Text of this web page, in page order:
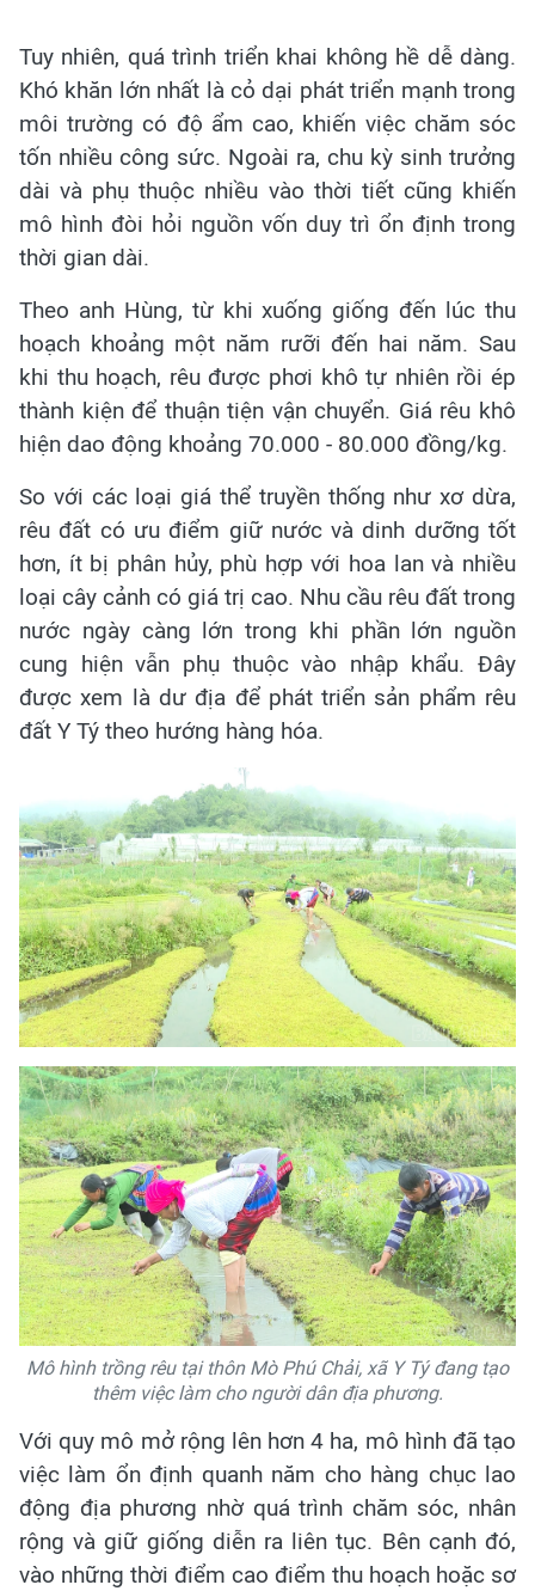
Tuy nhiên, quá trình triển khai không hề dễ dàng.
Khó khăn lớn nhất là cỏ dại phát triển mạnh trong
môi trường có độ ẩm cao, khiến việc chăm sóc
tốn nhiều công sức. Ngoài ra, chu kỳ sinh trưởng
dài và phụ thuộc nhiều vào thời tiết cũng khiến
mô hình đòi hỏi nguồn vốn duy trì ổn định trong
thời gian dài.
Theo anh Hùng, từ khi xuống giống đến lúc thu
hoạch khoảng một năm rưỡi đến hai năm. Sau
khi thu hoạch, rêu được phơi khô tự nhiên rồi ép
thành kiện để thuận tiện vận chuyển. Giá rêu khô
hiện dao động khoảng 70.000 - 80.000 đồng/kg.
So với các loại giá thể truyền thống như xơ dừa,
rêu đất có ưu điểm giữ nước và dinh dưỡng tốt
hơn, ít bị phân hủy, phù hợp với hoa lan và nhiều
loại cây cảnh có giá trị cao. Nhu cầu rêu đất trong
nước ngày càng lớn trong khi phần lớn nguồn
cung hiện vẫn phụ thuộc vào nhập khẩu. Đây
được xem là dư địa để phát triển sản phẩm rêu
đất Y Tý theo hướng hàng hóa.
Mô hình trồng rêu tại thôn Mò Phú Chải, xã Y Tý đang tạo
thêm việc làm cho người dân địa phương.
Với quy mô mở rộng lên hơn 4 ha, mô hình đã tạo
việc làm ổn định quanh năm cho hàng chục lao
động địa phương nhờ quá trình chăm sóc, nhân
rộng và giữ giống diễn ra liên tục. Bên cạnh đó,
vào những thời điểm cao điểm thu hoạch hoặc sơ